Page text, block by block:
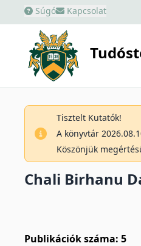
Súgó Kapcsolat
Tisztelt Kutatók!
A könyvtár
Köszönjük
Chali Birhanu
Publikációk száma: 5